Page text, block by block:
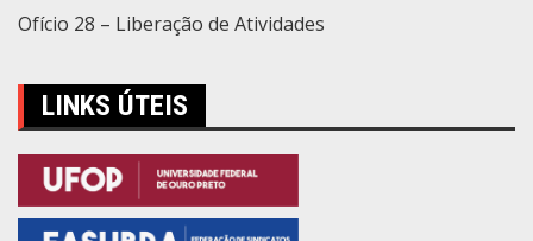
Ofício 28 – Liberação de Atividades
LINKS ÚTEIS